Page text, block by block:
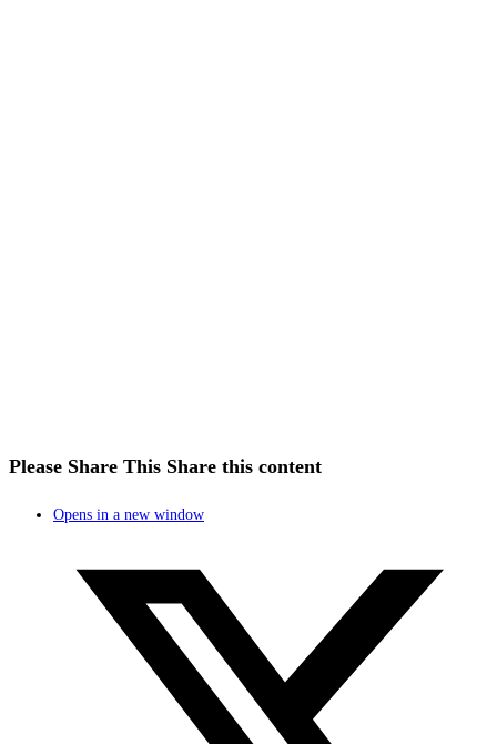
Please Share This Share this content
Opens in a new window